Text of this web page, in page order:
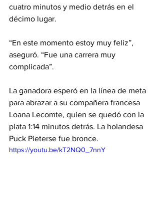
cuatro minutos y medio detrás en el
décimo lugar.
“En este momento estoy muy feliz”,
aseguró. “Fue una carrera muy
complicada”.
La ganadora esperó en la línea de meta
para abrazar a su compañera francesa
Loana Lecomte, quien se quedó con la
plata 1:14 minutos detrás. La holandesa
Puck Pieterse fue bronce.
https://youtu.be/kT2NQ0_7nnY